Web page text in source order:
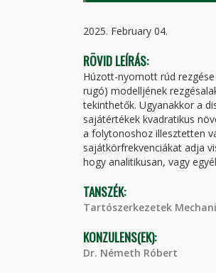
2025. February 04.
RÖVID LEÍRÁS:
Húzott-nyomott rúd
rugó) modelljének
tekinthetők. Ugyanakkor a
sajátértékek kvadratikus
a folytonoshoz illesztetten
sajátkörfrekvenciákat adja
hogy analitikusan, vagy
TANSZÉK:
Tartószerkezetek
KONZULENS(EK):
Dr. Németh Róbert